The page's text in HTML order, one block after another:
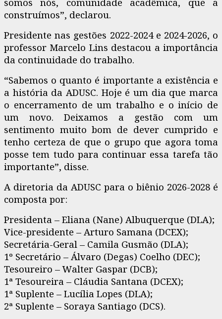
construímos”, declarou.
Presidente nas gestões 2022-2024 e 2024-2026, o
professor Marcelo Lins destacou a importância
da continuidade do trabalho.
“Sabemos o quanto é importante a existência e
a história da ADUSC. Hoje é um dia que marca
o encerramento de um trabalho e o início de
um novo. Deixamos a gestão com um
sentimento muito bom de dever cumprido e
tenho certeza de que o grupo que agora toma
posse tem tudo para continuar essa tarefa tão
importante”, disse.
A diretoria da ADUSC para o biênio 2026-2028 é
composta por:
Presidenta – Eliana (Nane) Albuquerque (DLA);
Vice-presidente – Arturo Samana (DCEX);
Secretária-Geral – Camila Gusmão (DLA);
1º Secretário – Álvaro (Degas) Coelho (DEC);
Tesoureiro – Walter Gaspar (DCB);
1ª Tesoureira – Cláudia Santana (DCEX);
1ª Suplente – Lucília Lopes (DLA);
2ª Suplente – Soraya Santiago (DCS).